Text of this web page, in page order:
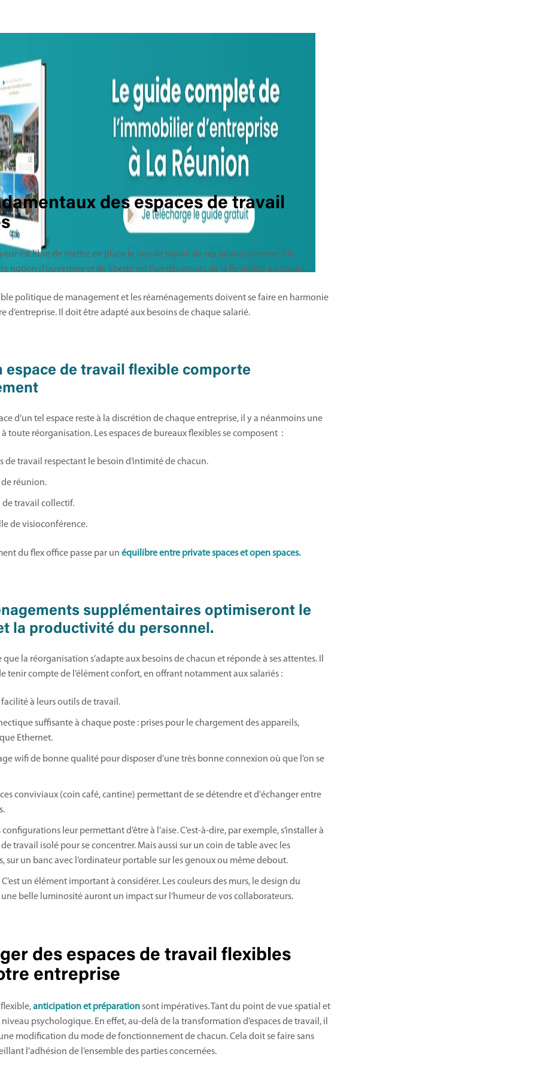
des espaces de travail
est libre de mettre en place le lieu de travail de ses salariés comme il le
notion d’ouverture et de liberté est l’un des atouts de la flexibilité au travail.
politique de management et les réaménagements doivent se faire en harmonie
d’entreprise. Il doit être adapté aux besoins de chaque salarié.
espace de travail flexible comporte
d’un tel espace reste à la discrétion de chaque entreprise, il y a néanmoins une
toute réorganisation. Les espaces de bureaux flexibles se composent :
de travail respectant le besoin d’intimité de chacun.
de réunion.
de travail collectif.
de visioconférence.
du flex office passe par un équilibre entre private spaces et open spaces.
supplémentaires optimiseront le
la productivité du personnel.
que la réorganisation s’adapte aux besoins de chacun et réponde à ses attentes. Il
tenir compte de l’élément confort, en offrant notamment aux salariés :
facilité à leurs outils de travail.
suffisante à chaque poste : prises pour le chargement des appareils,
Ethernet.
wifi de bonne qualité pour disposer d’une très bonne connexion où que l’on se
conviviaux (coin café, cantine) permettant de se détendre et d'échanger entre
configurations leur permettant d’être à l’aise. C’est-à-dire, par exemple, s’installer à
travail isolé pour se concentrer. Mais aussi sur un coin de table avec les
sur un banc avec l’ordinateur portable sur les genoux ou même debout.
C’est un élément important à considérer. Les couleurs des murs, le design du
belle luminosité auront un impact sur l’humeur de vos collaborateurs.
des espaces de travail flexibles
entreprise
flexible,anticipation et préparationsont impératives. Tant du point de vue spatial et
niveau psychologique. En effet, au-delà de la transformation d’espaces de travail, il
modification du mode de fonctionnement de chacun. Cela doit se faire sans
l’adhésion de l’ensemble des parties concernées.